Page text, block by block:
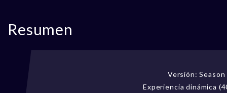
Resumen
Versión: Season
Experiencia dinámica